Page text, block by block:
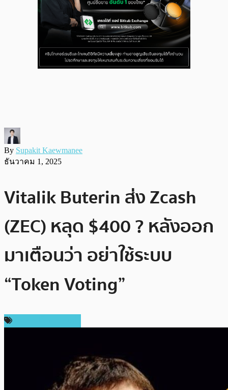
By Supakit Kaewmanee
ธันวาคม 1, 2025
Vitalik Buterin ส่ง Zcash
(ZEC) หลุด $400 ? หลังออก
มาเตือนว่า อย่าใช้ระบบ
“Token Voting”